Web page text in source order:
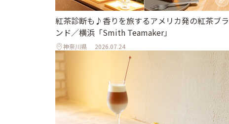
紅茶診断も♪香りを旅するアメリカ発の紅茶ブラ
ンド／横浜「Smith Teamaker」
神奈川県 2026.07.24